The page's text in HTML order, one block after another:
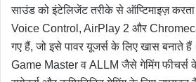
साउंड को इंटेलिजेंट तरीके से ऑप्टिमाइज़
Voice Control, AirPlay 2 और
गए हैं, जो इसे पावर यूजर्स के लिए खास बनाते
Game Master व ALLM जैसे गेमिंग फीचर्स